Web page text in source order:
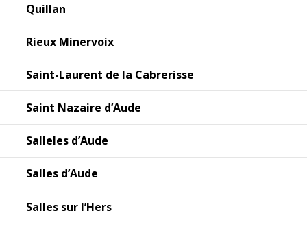
Quillan
Rieux Minervoix
Saint-Laurent de la Cabrerisse
Saint Nazaire d’Aude
Salleles d’Aude
Salles d’Aude
Salles sur l’Hers